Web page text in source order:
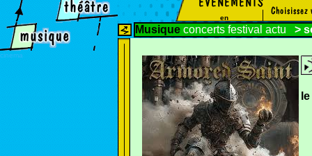
en
cinema
Musique concerts festival actu >